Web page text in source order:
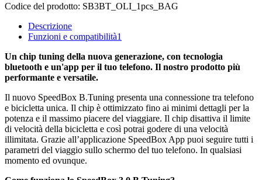
Codice del prodotto: SB3BT_OLI_1pcs_BAG
Descrizione
Funzioni e compatibilità1
Un chip tuning della nuova generazione, con tecnologia
bluetooth e un'app per il tuo telefono. Il nostro prodotto più
performante e versatile.
Il nuovo SpeedBox B.Tuning presenta una connessione tra telefono
e bicicletta unica. Il chip è ottimizzato fino ai minimi dettagli per la
potenza e il massimo piacere del viaggiare. Il chip disattiva il limite
di velocità della bicicletta e così potrai godere di una velocità
illimitata. Grazie all’applicazione SpeedBox App puoi seguire tutti i
parametri del viaggio sullo schermo del tuo telefono. In qualsiasi
momento ed ovunque.